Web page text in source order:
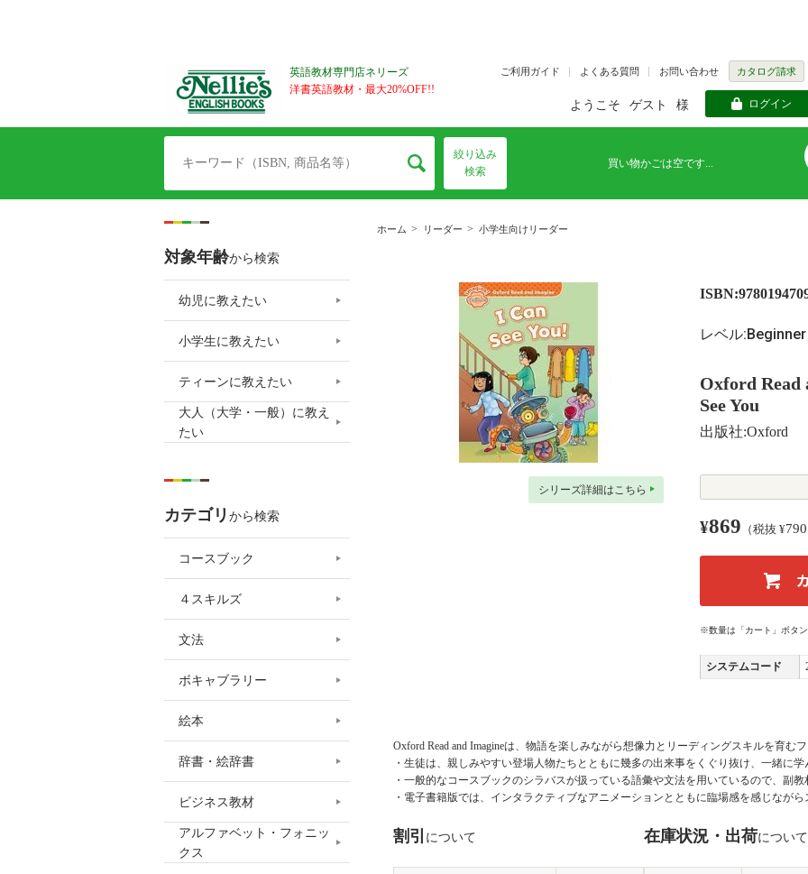
英語教材専門店ネリーズ
洋書英語教材・最大20%OFF!!
ご利用ガイド よくある質問 お問い合わせ カタログ請求
ようこそ ゲスト 様 ログイン
絞り込み
検索
買い物かごは空です...
ホーム > リーダー > 小学生向けリーダー
シリーズ詳細はこちら
レベル:Beginner
Oxford Read
See You
出版社:Oxford
¥869 （税抜 ¥790
※数量は「カート」ボタン
システムコード
Oxford Read and Imagineは、物語を楽しみながら想像力とリーディングスキルを育む
・生徒は、親しみやすい登場人物たちとともに幾多の出来事をくぐり抜け、一緒に学
・一般的なコースブックのシラバスが扱っている語彙や文法を用いているので、副教
・電子書籍版では、インタラクティブなアニメーションとともに臨場感を感じながら
割引 について 在庫状況・出荷について
対象年齢から検索
幼児に教えたい
小学生に教えたい
ティーンに教えたい
大人（大学・一般）に教え
たい
カテゴリ から検索
コースブック
４スキルズ
文法
ボキャブラリー
絵本
辞書・絵辞書
ビジネス教材
アルファベット・フォニッ
クス